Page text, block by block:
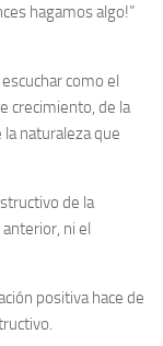
hagamos algo!”
como el
crecimiento, de la
naturaleza que
de la
ni el
positivahace de